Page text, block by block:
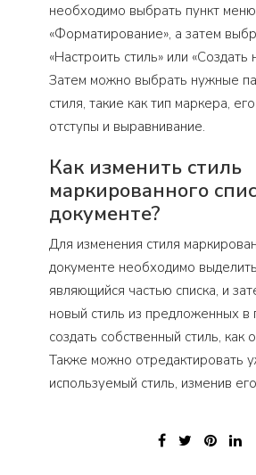
необходимо выбрать пункт меню
«Форматирование», а затем
«Настроить стиль» или «Создать
Затем можно выбрать нужные
стиля, такие как тип маркера,
отступы и выравнивание.
Как изменить стиль
маркированного
документе?
Для изменения стиля
документе необходимо
являющийся частью списка, и
новый стиль из предложенных в
создать собственный стиль, как
Также можно отредактировать
используемый стиль, изменив